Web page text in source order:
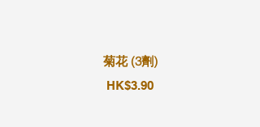
菊花 (3劑)
HK$3.90